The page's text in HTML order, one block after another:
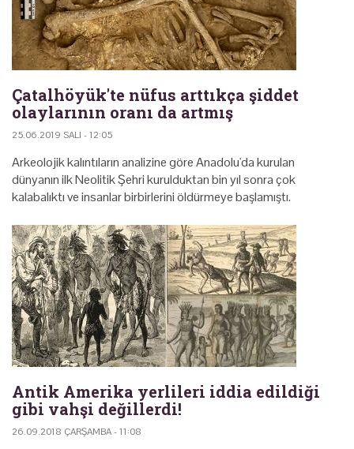
Çatalhöyük'te nüfus arttıkça şiddet
olaylarının oranı da artmış
25.06.2019 SALI - 12:05
Arkeolojik kalıntıların analizine göre Anadolu'da kurulan
dünyanın ilk Neolitik Şehri kurulduktan bin yıl sonra çok
kalabalıktı ve insanlar birbirlerini öldürmeye başlamıştı.
Antik Amerika yerlileri iddia edildiği
gibi vahşi değillerdi!
26.09.2018 ÇARŞAMBA - 11:08